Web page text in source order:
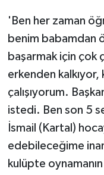
'Ben her zaman
benim babamdan
başarmak için çok
erkenden
çalışıyorum.
istedi. Ben son 5
İsmail (Kartal)
edebileceğime
kulüpte